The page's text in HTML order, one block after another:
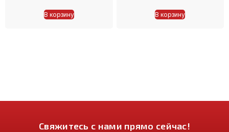
В корзину В корзину
Свяжитесь с нами прямо сейчас!